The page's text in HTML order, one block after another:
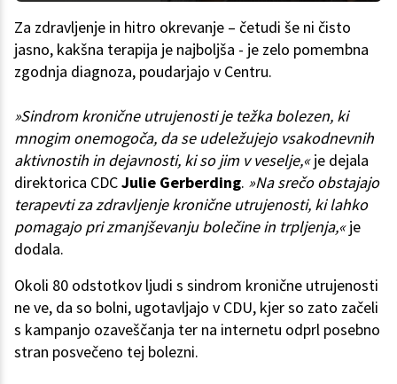
Za zdravljenje in hitro okrevanje – četudi še ni čisto
jasno, kakšna terapija je najboljša - je zelo pomembna
zgodnja diagnoza, poudarjajo v Centru.
»Sindrom kronične utrujenosti je težka bolezen, ki
mnogim onemogoča, da se udeležujejo vsakodnevnih
aktivnostih in dejavnosti, ki so jim v veselje,«je dejala
direktorica CDCJulie Gerberding. »Na srečo obstajajo
terapevti za zdravljenje kronične utrujenosti, ki lahko
pomagajo pri zmanjševanju bolečine in trpljenja,«je
dodala.
Okoli 80 odstotkov ljudi s sindrom kronične utrujenosti
ne ve, da so bolni, ugotavljajo v CDU, kjer so zato začeli
s kampanjo ozaveščanja ter na internetu odprl posebno
stran posvečeno tej bolezni.